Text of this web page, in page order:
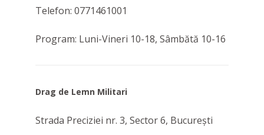
Telefon: 0771461001
Program: Luni-Vineri 10-18, Sâmbătă 10-16
Drag de Lemn Militari
Strada Preciziei nr. 3, Sector 6, Bucureşti